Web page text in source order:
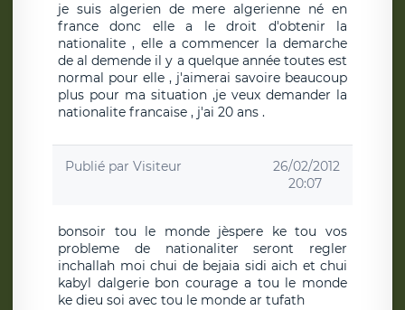
je suis algerien de mere algerienne né en
france donc elle a le droit d'obtenir la
nationalite , elle a commencer la demarche
de al demende il y a quelque année toutes est
normal pour elle , j'aimerai savoire beaucoup
plus pour ma situation ,je veux demander la
nationalite francaise , j'ai 20 ans .
Publié par Visiteur
26/02/2012
20:07
bonsoir tou le monde jèspere ke tou vos
probleme de nationaliter seront regler
inchallah moi chui de bejaia sidi aich et chui
kabyl dalgerie bon courage a tou le monde
ke dieu soi avec tou le monde ar tufath